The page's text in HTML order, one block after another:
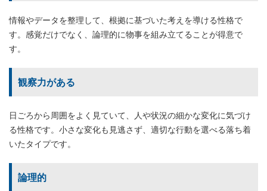
情報やデータを整理して、根拠に基づいた考えを導ける性格で
す。感覚だけでなく、論理的に物事を組み立てることが得意で
す。
観察力がある
日ごろから周囲をよく見ていて、人や状況の細かな変化に気づけ
る性格です。小さな変化も見逃さず、適切な行動を選べる落ち着
いたタイプです。
論理的